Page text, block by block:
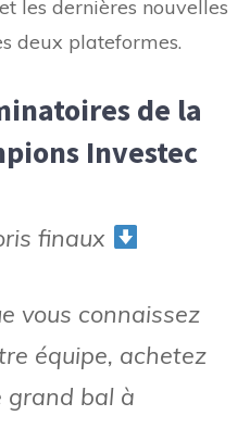
les dernières nouvelles
deux plateformes.
de la
Investec
finaux
vous connaissez
équipe, achetez
grand bal à